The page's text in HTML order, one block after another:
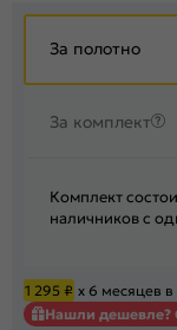
За полотно
За комплект
Комплект
наличников с
1 295 ₽ х 6 месяцев в
Нашли дешевле?